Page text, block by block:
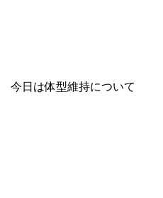
今日は体型維持について